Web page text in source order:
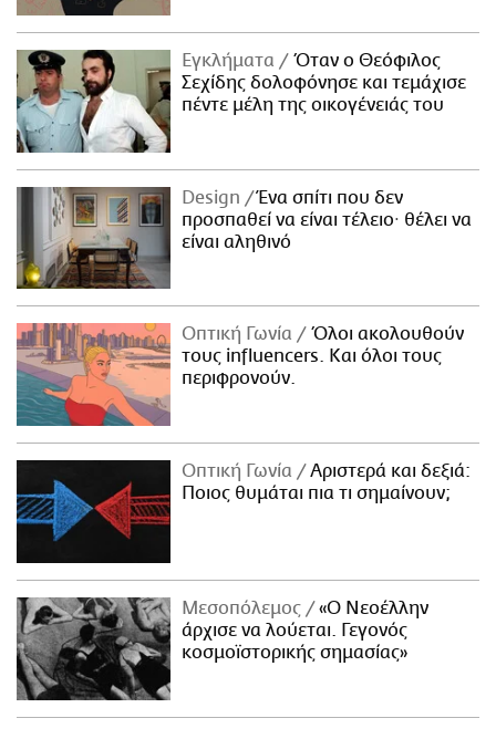
Εγκλήματα
Όταν ο Θεόφιλος
Σεχίδης δολοφόνησε και τεμάχισε
πέντε μέλη της οικογένειάς του
Design
Ένα σπίτι που δεν
προσπαθεί να είναι τέλειο· θέλει να
είναι αληθινό
Οπτική Γωνία
Όλοι ακολουθούν
τους influencers. Και όλοι τους
περιφρονούν.
Οπτική Γωνία
Αριστερά και δεξιά:
Ποιος θυμάται πια τι σημαίνουν;
Μεσοπόλεμος
«Ο Νεοέλλην
άρχισε να λούεται. Γεγονός
κοσμοϊστορικής σημασίας»